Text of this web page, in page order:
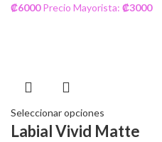
₡6000 Precio Mayorista: ₡3000
Seleccionar opciones
Labial Vivid Matte